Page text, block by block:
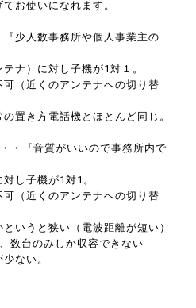
使いになれます。
少人数事務所や個人事業主の
）に対し子機が1対１。
近くのアンテナへの切り替
き方電話機とほとんど同じ。
『音質がいいので事務所内で
子機が1対1。
近くのアンテナへの切り替
うと狭い（電波距離が短い）
のみしか収容できない
ない。